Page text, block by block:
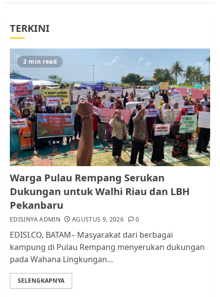
5
Resahkan Warga
JULI 17, 2026 0
1
Warga Pulau Rempang Serukan
Dukungan untuk Walhi Riau
dan LBH Pekanbaru
AGUSTUS 9, 2026 0
2
Pemko Batam Tegaskan RT dan
RW bukan Petugas Pendataan
dan Pemungutan Pajak
3
Kader Pajak jadi Penghubung
Pemerintah dan Masyarakat di
TERKINI
2 min read
Warga Pulau Rempang Serukan
Dukungan untuk Walhi Riau dan LBH
Pekanbaru
EDISINYA ADMIN AGUSTUS 9, 2026 0
EDISI.CO, BATAM– Masyarakat dari berbagai
kampung di Pulau Rempang menyerukan dukungan
pada Wahana Lingkungan...
SELENGKAPNYA